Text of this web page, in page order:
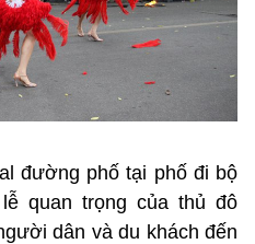
đường phố tại phố đi bộ
quan trọng của thủ đô
dân và du khách đến